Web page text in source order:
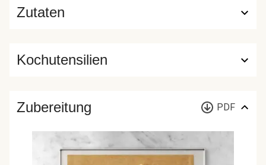
Zutaten
Kochutensilien
Zubereitung PDF